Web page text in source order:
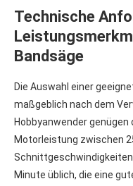
Technische
Bandsäge
Die Auswahl einer
maßgeblich nach dem
Hobbyanwender
Motorleistung zwischen
Schnittgeschwindigkeiten
Minute üblich, die eine